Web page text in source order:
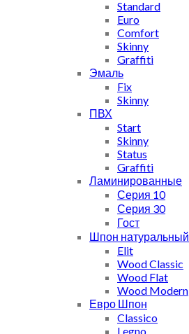
Standard
Euro
Comfort
Skinny
Graffiti
Эмаль
Fix
Skinny
ПВХ
Start
Skinny
Status
Graffiti
Ламинированные
Серия 10
Серия 30
Гост
Шпон натуральный
Elit
Wood Classic
Wood Flat
Wood Modern
Евро Шпон
Classico
Legno